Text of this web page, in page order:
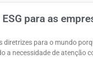
para as
diretrizes para o mundo
a necessidade de atenção